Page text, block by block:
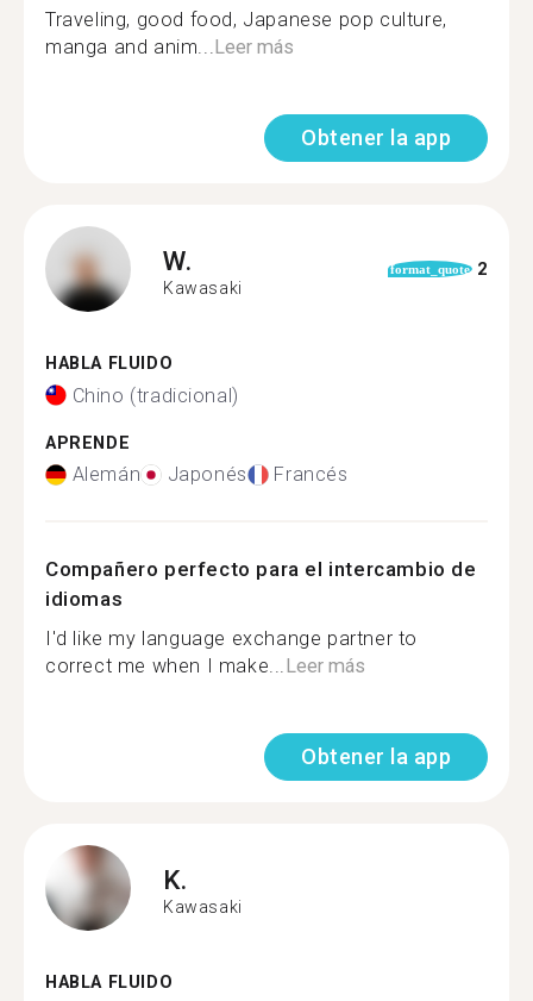
Traveling, good food, Japanese pop culture,
manga and anim...Leer más
Obtener la app
W.
Kawasaki
format_quote 2
HABLA FLUIDO
Chino (tradicional)
APRENDE
Alemán Japonés Francés
Compañero perfecto para el intercambio de
idiomas
I'd like my language exchange partner to
correct me when I make...Leer más
Obtener la app
K.
Kawasaki
HABLA FLUIDO